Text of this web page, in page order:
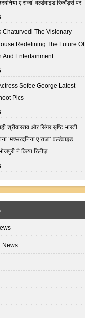
ए राजा’ वर्ल्डवाइड रिकॉर्ड्स पर
Chaturvedi The Visionary
Redefining The Future Of
And Entertainment
Sofee George Latest
Pics
श्रीवास्तव और सिंगर सृष्टि भारती
‘मच्छरदनिया ए राजा’ वर्ल्डवाइड
ने किया रिलीज़
News